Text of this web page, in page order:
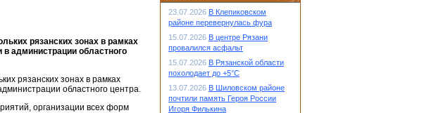
рязанских зонах в рамках
администрации областного
рязанских зонах в рамках
областного центра.
организации всех форм
23.07.2026 В Клепиковском
районе перевернулась фура
15.07.2026 В центре Рязани
провалился асфальт
15.07.2026 В Рязанской области
похолодает до +5°С
13.07.2026 В Шиловском районе
почтили память Героя России
Игоря Филькина